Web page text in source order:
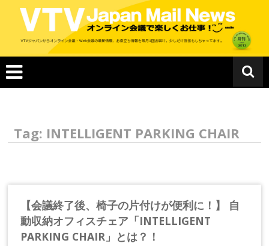
へ
ス
Tag: INTELLIGENT PARKING CHAIR
【会議終了後、椅子の片付けが便利に！】 自
動収納オフィスチェア「INTELLIGENT
PARKING CHAIR」とは？！